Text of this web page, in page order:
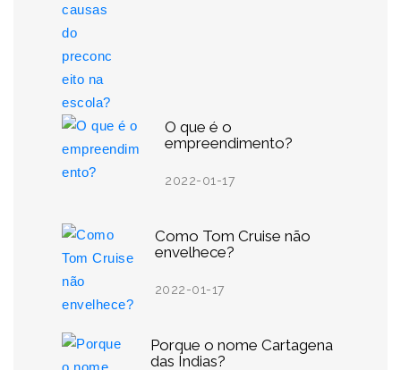
O que é o
empreendimento?
2022-01-17
Como Tom Cruise não
envelhece?
2022-01-17
Porque o nome Cartagena
das Índias?